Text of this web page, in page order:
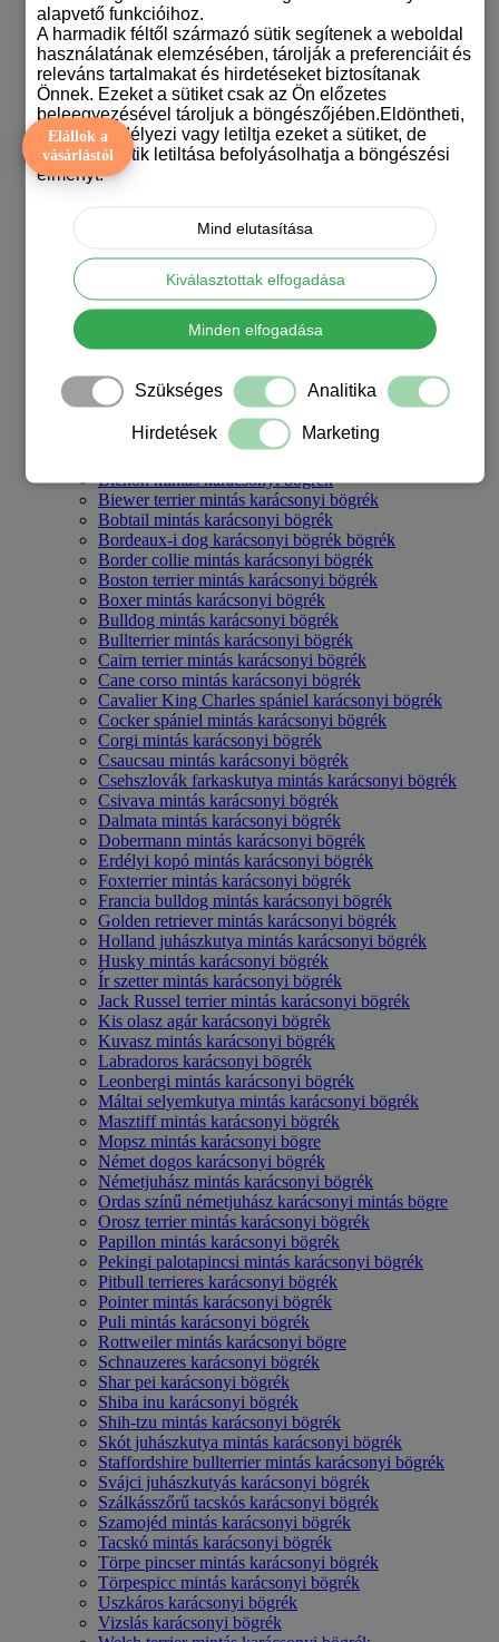
Törpespicc mintájú bögrék
Uszkáros bögrék
Vicces kutyás bögrék
Vizslás bögrék
Welsh terrier mintás bögrék
Westie bögrék
Yorkshire terrieres bögrék
Mutass mindent Kutyás bögrék
Karácsonyi kutyás bögrék
Afgán agár mintás karácsonyi bögrék
Afrikai oroszlánkutya - rigdeback karácsonyi bögrék
Agár mintás karácsonyi bögrék
Airedale terrier mintás karácsonyi bögre
Akita inu mintás karácsonyi bögrék
Amerikai bulldog mintás karácsonyi bögre
Ausztrál juhászkutya karácsonyi bögrék
Basset hound mintás karácsonyi bögrék
Beagle mintás karácsonyi bögrék
Belga juhász - malinois mintás karácsonyi bögrék
Bichon mintás karácsonyi bögrék
Biewer terrier mintás karácsonyi bögrék
Bobtail mintás karácsonyi bögrék
Bordeaux-i dog karácsonyi bögrék bögrék
Border collie mintás karácsonyi bögrék
Boston terrier mintás karácsonyi bögrék
Boxer mintás karácsonyi bögrék
Bulldog mintás karácsonyi bögrék
Bullterrier mintás karácsonyi bögrék
Cairn terrier mintás karácsonyi bögrék
Cane corso mintás karácsonyi bögrék
Cavalier King Charles spániel karácsonyi bögrék
Cocker spániel mintás karácsonyi bögrék
Corgi mintás karácsonyi bögrék
Csaucsau mintás karácsonyi bögrék
Csehszlovák farkaskutya mintás karácsonyi bögrék
Csivava mintás karácsonyi bögrék
Dalmata mintás karácsonyi bögrék
Dobermann mintás karácsonyi bögrék
Erdélyi kopó mintás karácsonyi bögrék
Foxterrier mintás karácsonyi bögrék
Francia bulldog mintás karácsonyi bögrék
Golden retriever mintás karácsonyi bögrék
Holland juhászkutya mintás karácsonyi bögrék
Husky mintás karácsonyi bögrék
Ír szetter mintás karácsonyi bögrék
Jack Russel terrier mintás karácsonyi bögrék
Kis olasz agár karácsonyi bögrék
Kuvasz mintás karácsonyi bögrék
Labradoros karácsonyi bögrék
Leonbergi mintás karácsonyi bögrék
Máltai selyemkutya mintás karácsonyi bögrék
Masztiff mintás karácsonyi bögrék
Mopsz mintás karácsonyi bögre
Német dogos karácsonyi bögrék
Németjuhász mintás karácsonyi bögrék
Ordas színű németjuhász karácsonyi mintás bögre
Orosz terrier mintás karácsonyi bögrék
Papillon mintás karácsonyi bögrék
Pekingi palotapincsi mintás karácsonyi bögrék
Pitbull terrieres karácsonyi bögrék
Pointer mintás karácsonyi bögrék
Puli mintás karácsonyi bögrék
Rottweiler mintás karácsonyi bögre
Schnauzeres karácsonyi bögrék
Shar pei karácsonyi bögrék
Shiba inu karácsonyi bögrék
Shih-tzu mintás karácsonyi bögrék
Skót juhászkutya mintás karácsonyi bögrék
Staffordshire bullterrier mintás karácsonyi bögrék
Svájci juhászkutyás karácsonyi bögrék
Szálkásszőrű tacskós karácsonyi bögrék
Szamojéd mintás karácsonyi bögrék
Tacskó mintás karácsonyi bögrék
Törpe pincser mintás karácsonyi bögrék
Törpespicc mintás karácsonyi bögrék
Uszkáros karácsonyi bögrék
Vizslás karácsonyi bögrék
Elállok a
vásárlástól
alapvető funkcióihoz.
A harmadik féltől származó sütik segítenek a weboldal
használatának elemzésében, tárolják a preferenciáit és
releváns tartalmakat és hirdetéseket biztosítanak
Önnek. Ezeket a sütiket csak az Ön előzetes
beleegyezésével tároljuk a böngészőjében.Eldöntheti,
hogy engedélyezi vagy letiltja ezeket a sütiket, de
bizonyos sütik letiltása befolyásolhatja a böngészési
élményt.
Mind elutasítása
Kiválasztottak elfogadása
Minden elfogadása
Szükséges Analitika
Hirdetések Marketing